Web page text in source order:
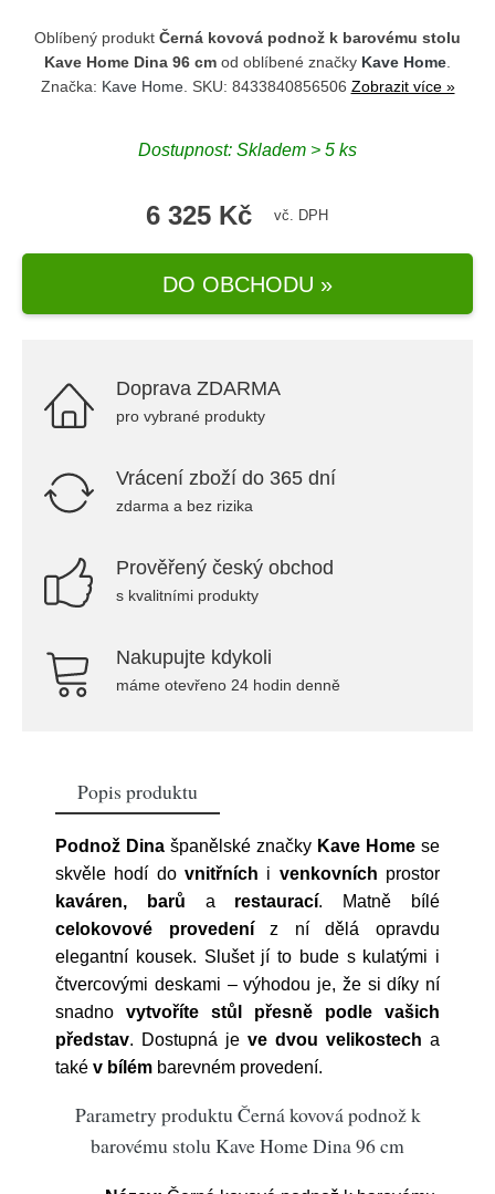
Oblíbený produkt Černá kovová podnož k barovému stolu
Kave Home Dina 96 cm od oblíbené značky Kave Home
Značka: Kave Home. SKU: 8433840856506 Zobrazit více »
Dostupnost: Skladem > 5 ks
6 325 Kč vč. DPH
DO OBCHODU »
Doprava ZDARMA
pro vybrané produkty
Vrácení zboží do 365 dní
zdarma a bez rizika
Prověřený český obchod
s kvalitními produkty
Nakupujte kdykoli
máme otevřeno 24 hodin denně
Popis produktu
Podnož Dina španělské značky Kave Home se
skvěle hodí do vnitřních i venkovních prostor
kaváren, barů a restaurací. Matně bílé
celokovové provedeníz ní dělá opravdu
elegantní kousek. Slušet jí to bude s kulatými i
čtvercovými deskami – výhodou je, že si díky ní
snadno vytvoříte stůl přesně podle vašich
představ. Dostupná je ve dvou velikostech a
také v bílém barevném provedení.
Parametry produktu Černá kovová podnož k
barovému stolu Kave Home Dina 96 cm